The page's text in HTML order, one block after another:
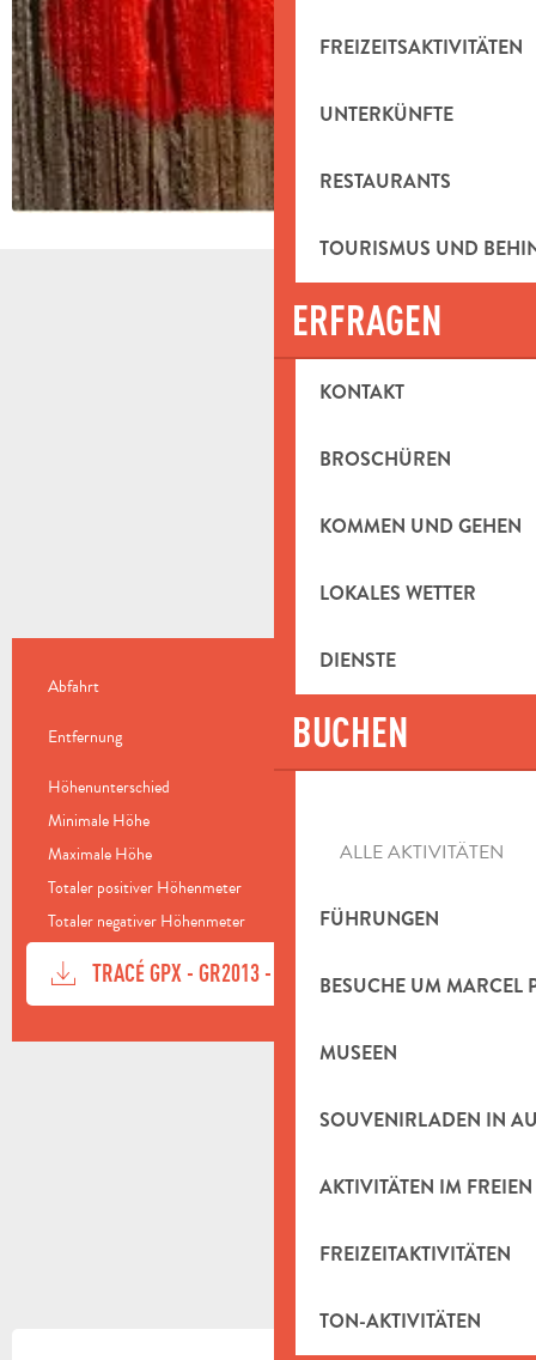
FREIZEITSAKTIVITÄTEN
UNTERKÜNFTE
RESTAURANTS
TOURISMUS UND
ERFRAGEN
KONTAKT
BROSCHÜREN
KOMMEN UND GEHEN
LOKALES WETTER
DIENSTE
BUCHEN
ALLE AKTIVITÄTEN
FÜHRUNGEN
BESUCHE UM MARCEL
MUSEEN
SOUVENIRLADEN IN
AKTIVITÄTEN IM FREIEN
FREIZEITAKTIVITÄTEN
TON-AKTIVITÄTEN
PRAKTISCHE INFORMATIONEN
Abfahrt Auriol
Entfernung
Höhenunterschied
Minimale Höhe
Maximale Höhe 738 m
Totaler positiver Höhenmeter
Totaler negativer Höhenmeter -677 m
DOKUMENTATION
TRACÉ GPX - GR2013 - B11 Mit
HÖHENUNTERSCHIED
165 M DE HÖHENUNTERSCHIED